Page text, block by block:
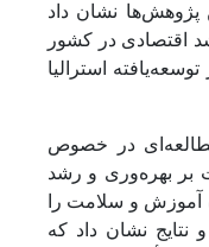
پژوهش‌ها نشان داد
اقتصادی در کشور
استرالیا
مطالعه‌ای در خصوص
بر بهره‌وری و رشد
آموزش و سلامت را
نتایج نشان داد که